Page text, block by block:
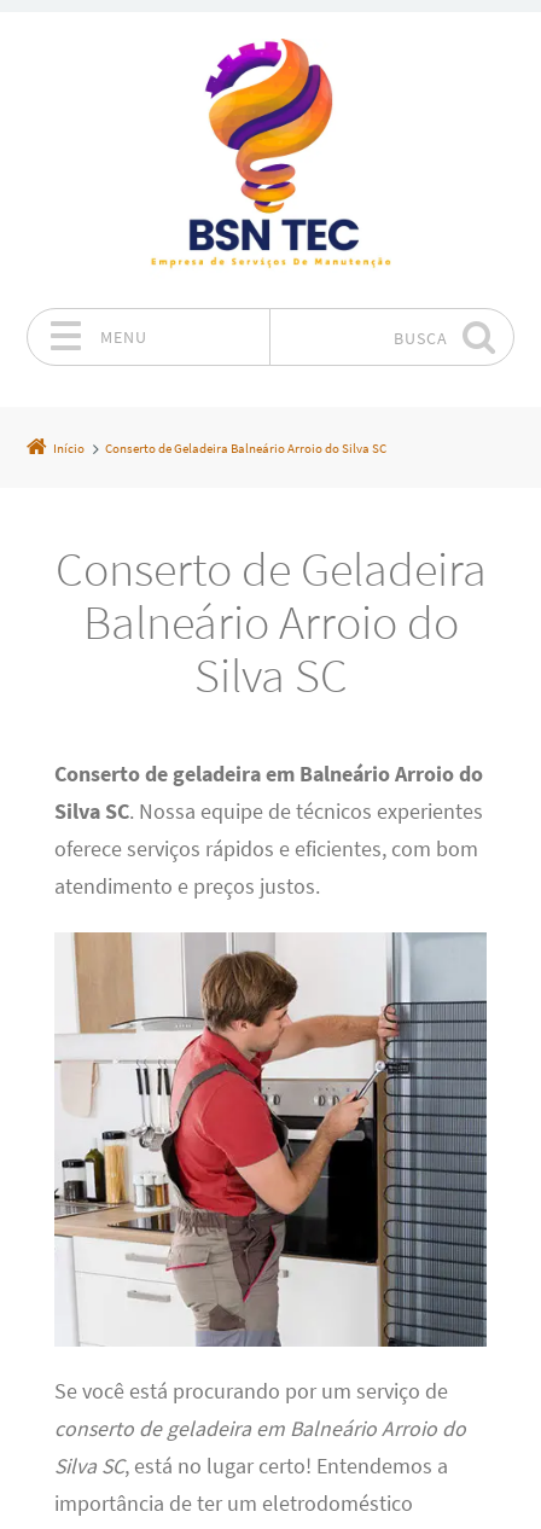
MENU BUSCA
Início Conserto de Geladeira Balneário Arroio do Silva SC
Conserto de Geladeira
Balneário Arroio do
Silva SC
Conserto de geladeira em Balneário Arroio do
Silva SC. Nossa equipe de técnicos experientes
oferece serviços rápidos e eficientes, com bom
atendimento e preços justos.
Se você está procurando por um serviço de
conserto de geladeira em Balneário Arroio do
Silva SC, está no lugar certo! Entendemos a
importância de ter um eletrodoméstico